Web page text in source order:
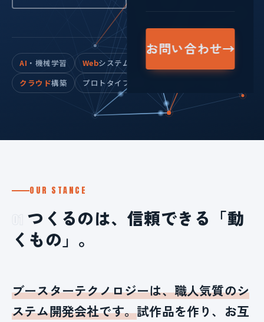
お問い合わせ→
AI ・機械学習 Webシステム
クラウド構築 プロトタイプ駆動
OUR STANCE
つくるのは、信頼できる「動
くもの」。
ブースターテクノロジーは、職人気質のシ
ステム開発会社です。試作品を作り、お互